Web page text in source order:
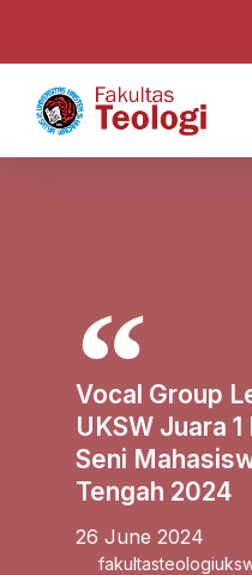
Vocal Group
UKSW Juara
Seni
Tengah 2024
26 June 2024